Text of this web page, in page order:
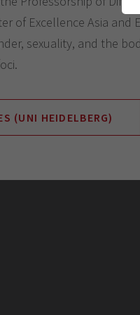
of Excellence Asia and
sexuality, and the
(UNI HEIDELBERG)